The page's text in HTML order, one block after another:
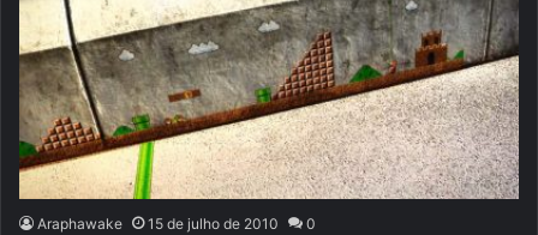
Araphawake 15 de julho de 2010 0